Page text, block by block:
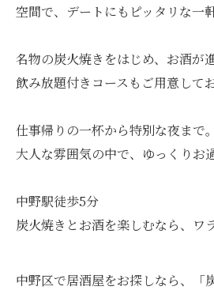
空間で、デートにもピッタリな一軒
名物の炭火焼きをはじめ、お酒が
飲み放題付きコースもご用意してお
仕事帰りの一杯から特別な夜まで。
大人な雰囲気の中で、ゆっくりお
中野駅徒歩5分
炭火焼きとお酒を楽しむなら、ワ
中野区で居酒屋をお探しなら、「